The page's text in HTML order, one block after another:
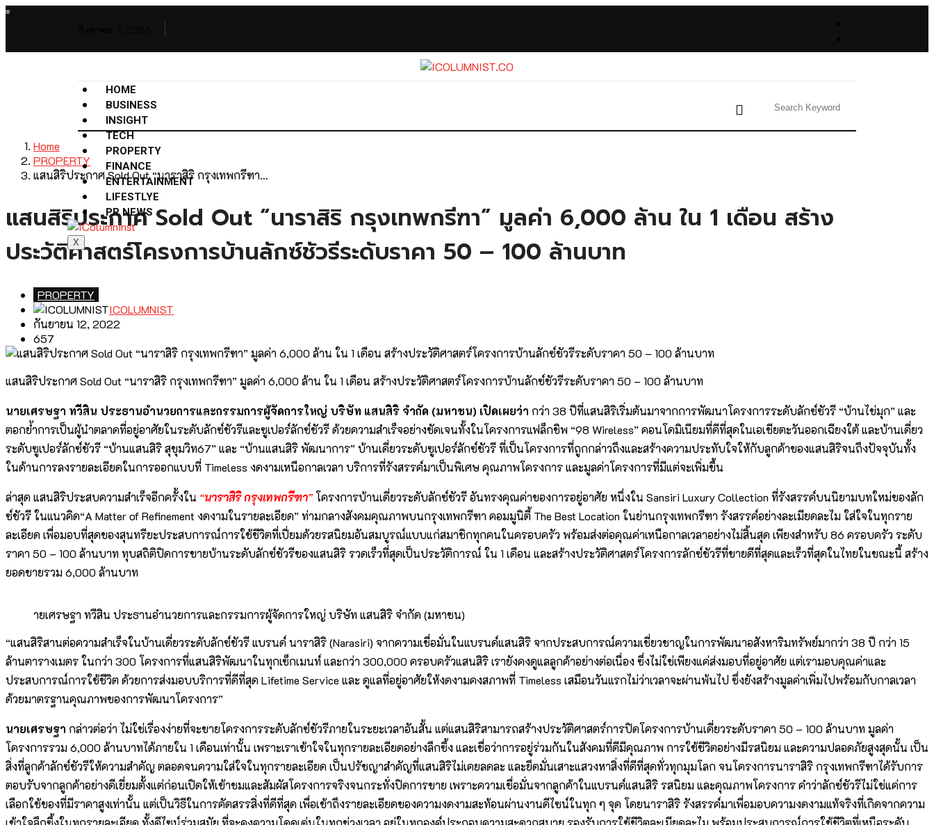
HOME
BUSINESS
INSIGHT
TECH
PROPERTY
FINANCE
ENTERTAINMENT
LIFESTLYE
PR NEWS
X
Home
PROPERTY
แสนสิริประกาศ Sold Out “นาราสิริ กรุงเทพกรีฑา…
แสนสิริประกาศ Sold Out “นาราสิริ กรุงเทพกรีฑา” มูลค่า 6,000 ล้าน ใน 1 เดือน สร้าง
ประวัติศาสตร์โครงการบ้านลักซ์ชัวรีระดับราคา 50 – 100 ล้านบาท
PROPERTY
ICOLUMNIST
กันยายน 12, 2022
657
แสนสิริประกาศ Sold Out “นาราสิริ กรุงเทพกรีฑา” มูลค่า 6,000 ล้าน ใน 1 เดือน สร้างประวัติศาสตร์โครงการบ้านลักซ์ชัวรีระดับราคา 50 – 100 ล้านบาท
นายเศรษฐา ทวีสิน ประธานอำนวยการและกรรมการผู้จัดการใหญ่ บริษัท แสนสิริ จำกัด (มหาชน) เปิดเผยว่า กว่า 38 ปีที่แสนสิริเริ่มต้นมาจากการพัฒนาโครงการระดับลักซ์ซัวรี “บ้านไข่มุก” และ
ตอกย้ำการเป็นผู้นำตลาดที่อยู่อาศัยในระดับลักซ์ชัวรีและซูเปอร์ลักซ์ชัวรี ด้วยความสำเร็จอย่างชัดเจนทั้งในโครงการแฟล็กชิพ “98 Wireless” คอนโดมิเนียมที่ดีที่สุดในเอเชียตะวันออกเฉียงใต้ และบ้านเดี่ยว
ระดับซูเปอร์ลักซ์ชัวรี “บ้านแสนสิริ สุขุมวิท67” และ “บ้านแสนสิริ พัฒนาการ” บ้านเดี่ยวระดับซูเปอร์ลักซ์ชัวรี ที่เป็นโครงการที่ถูกกล่าวถึงและสร้างความประทับใจให้กับลูกค้าของแสนสิริจนถึงปัจจุบันทั้ง
ในด้านการลงรายละเอียดในการออกแบบที่ Timeless งดงามเหนือกาลเวลา บริการที่รังสรรค์มาเป็นพิเศษ คุณภาพโครงการ และมูลค่าโครงการที่มีแต่จะเพิ่มขึ้น
ล่าสุด แสนสิริประสบความสำเร็จอีกครั้งใน “นาราสิริ กรุงเทพกรีฑา”โครงการบ้านเดี่ยวระดับลักซ์ชัวรี อันทรงคุณค่าของการอยู่อาศัย หนึ่งใน Sansiri Luxury Collection ที่รังสรรค์บนนิยามบทใหม่ของลัก
ซ์ชัวรี ในแนวคิด“A Matter of Refinement งดงามในรายละเอียด” ท่ามกลางสังคมคุณภาพบนกรุงเทพกรีฑา คอมมูนิตี้ The Best Location ในย่านกรุงเทพกรีฑา รังสรรค์อย่างละเมียดละไม ใส่ใจในทุกราย
ละเอียด เพื่อมอบที่สุดของสุนทรียะประสบการณ์การใช้ชีวิตที่เปี่ยมด้วยรสนิยมอันสมบูรณ์แบบแก่สมาชิกทุกคนในครอบครัว พร้อมส่งต่อคุณค่าเหนือกาลเวลาอย่างไม่สิ้นสุด เพียงสำหรับ 86 ครอบครัว ระดับ
ราคา 50 – 100 ล้านบาท ทุบสถิติปิดการขายบ้านระดับลักซ์ชัวรีของแสนสิริ รวดเร็วที่สุดเป็นประวัติการณ์ ใน 1 เดือน และสร้างประวัติศาสตร์โครงการลักซ์ชัวรีที่ขายดีที่สุดและเร็วที่สุดในไทยในขณะนี้ สร้าง
ยอดขายรวม 6,000 ล้านบาท
ายเศรษฐา ทวีสิน ประธานอำนวยการและกรรมการผู้จัดการใหญ่ บริษัท แสนสิริ จำกัด (มหาชน)
“แสนสิริสานต่อความสำเร็จในบ้านเดี่ยวระดับลักซ์ชัวรี แบรนด์ นาราสิริ (Narasiri) จากความเชื่อมั่นในแบรนด์แสนสิริ จากประสบการณ์ความเชี่ยวชาญในการพัฒนาอสังหาริมทรัพย์มากว่า 38 ปี กว่า 15
ล้านตารางเมตร ในกว่า 300 โครงการที่แสนสิริพัฒนาในทุกเซ็กเมนท์ และกว่า 300,000 ครอบครัวแสนสิริ เรายังคงดูแลลูกค้าอย่างต่อเนื่อง ซึ่งไม่ใช่เพียงแค่ส่งมอบที่อยู่อาศัย แต่เรามอบคุณค่าและ
ประสบการณ์การใช้ชีวิต ด้วยการส่งมอบบริการที่ดีที่สุด Lifetime Service และ ดูแลที่อยู่อาศัยให้งดงามคงสภาพที่ Timeless เสมือนวันแรกไม่ว่าเวลาจะผ่านพ้นไป ซึ่งยังสร้างมูลค่าเพิ่มไปพร้อมกับกาลเวลา
ด้วยมาตรฐานคุณภาพของการพัฒนาโครงการ”
นายเศรษฐา กล่าวต่อว่า ไม่ใช่เรื่องง่ายที่จะขายโครงการระดับลักซ์ชัวรีภายในระยะเวลาอันสั้น แต่แสนสิริสามารถสร้างประวัติศาสตร์การปิดโครงการบ้านเดี่ยวระดับราคา 50 – 100 ล้านบาท มูลค่า
โครงการรวม 6,000 ล้านบาทได้ภายใน 1 เดือนเท่านั้น เพราะเราเข้าใจในทุกรายละเอียดอย่างลึกซึ้ง และเชื่อว่าการอยู่ร่วมกันในสังคมที่ดีมีคุณภาพ การใช้ชีวิตอย่างมีรสนิยม และความปลอดภัยสูงสุดนั้น เป็น
สิ่งที่ลูกค้าลักซ์ชัวรีให้ความสำคัญ ตลอดจนความใส่ใจในทุกรายละเอียด เป็นปรัชญาสำคัญที่แสนสิริไม่เคยลดละ และยึดมั่นเสาะแสวงหาสิ่งที่ดีที่สุดทั่วทุกมุมโลก จนโครงการนาราสิริ กรุงเทพกรีฑาได้รับการ
ตอบรับจากลูกค้าอย่างดีเยี่ยมตั้งแต่ก่อนเปิดให้เข้าชมและสัมผัสโครงการจริงจนกระทั่งปิดการขาย เพราะความเชื่อมั่นจากลูกค้าในแบรนด์แสนสิริ รสนิยม และคุณภาพโครงการ คำว่าลักซ์ชัวรีไม่ใช่แค่การ
เลือกใช้ของที่มีราคาสูงเท่านั้น แต่เป็นวิธีในการคัดสรรสิ่งที่ดีที่สุด เพื่อเข้าถึงรายละเอียดของความงดงามสะท้อนผ่านงานดีไซน์ในทุก ๆ จุด โดยนาราสิริ รังสรรค์มาเพื่อมอบความงดงามแท้จริงที่เกิดจากความ